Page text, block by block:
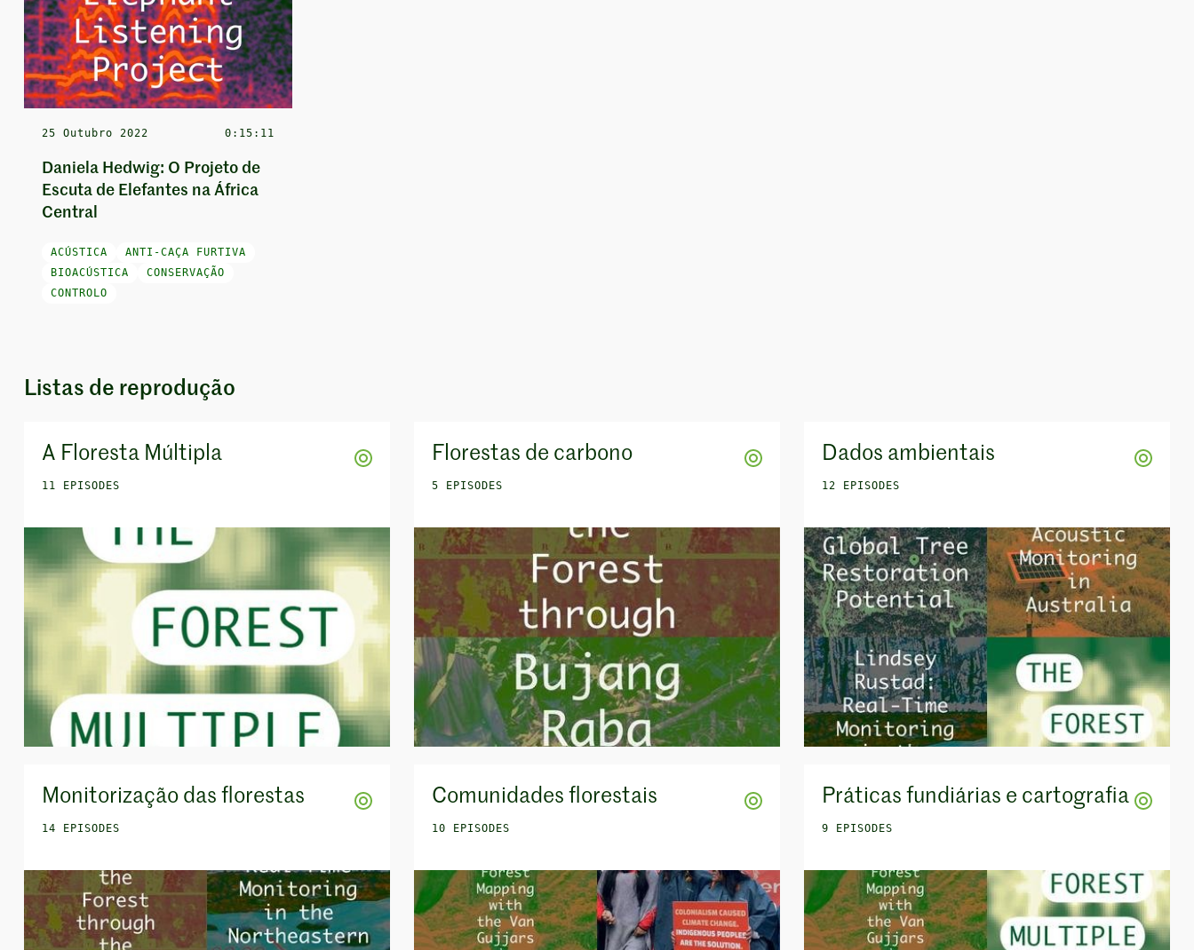
25 Outubro 2022 0:15:11
Daniela Hedwig: O Projeto de
Escuta de Elefantes na África
Central
ACÚSTICA
ANTI-CAÇA FURTIVA
BIOACÚSTICA
CONSERVAÇÃO
CONTROLO
Listas de reprodução
A Floresta Múltipla
11 EPISODES
Florestas de carbono
5 EPISODES
Dados ambientais
12 EPISODES
Monitorização das florestas
14 EPISODES
Comunidades florestais
10 EPISODES
Práticas fundiárias e cartografia
9 EPISODES